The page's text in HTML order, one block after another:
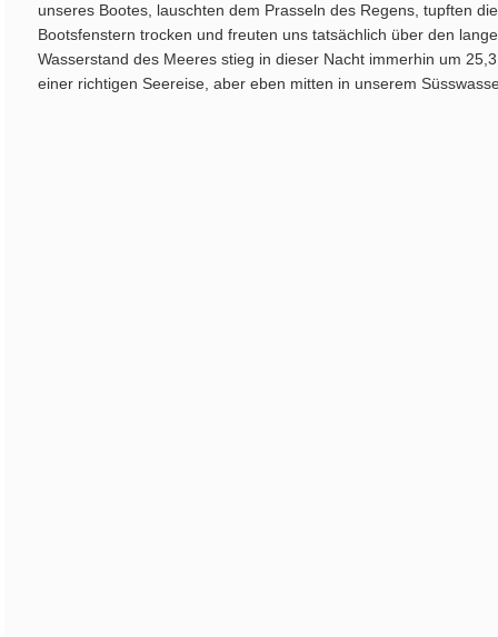
unseres Bootes, lauschten dem Prasseln des Regens, tupften
Bootsfenstern trocken und freuten uns tatsächlich über den
Wasserstand des Meeres stieg in dieser Nacht immerhin um
einer richtigen Seereise, aber eben mitten in unserem